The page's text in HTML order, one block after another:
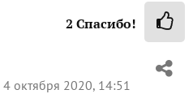
2 Спасибо!
4 октября 2020, 14:51